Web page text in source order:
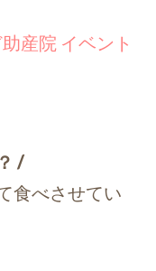
産院 イベント
/
食べさせてい